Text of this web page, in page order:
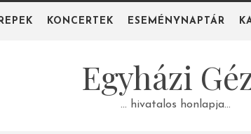
KONCERTEK ESEMÉNYNAPTÁR
Egyházi
… hivatalos honlapja…